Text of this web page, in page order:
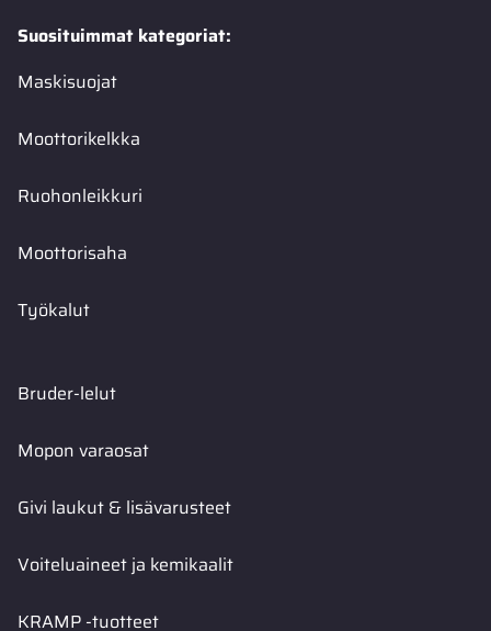
Suosituimmat kategoriat:
Maskisuojat
Moottorikelkka
Ruohonleikkuri
Moottorisaha
Työkalut
Bruder-lelut
Mopon varaosat
Givi laukut & lisävarusteet
Voiteluaineet ja kemikaalit
KRAMP -tuotteet